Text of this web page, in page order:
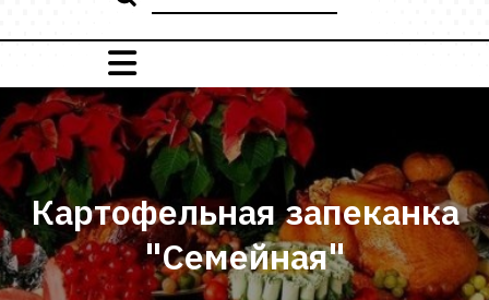
Картофельная запеканка
"Семейная"